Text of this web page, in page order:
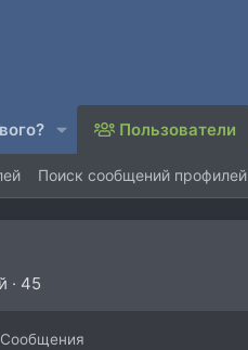
Пользователи
Поиск сообщений профилей
· 45
Сообщения